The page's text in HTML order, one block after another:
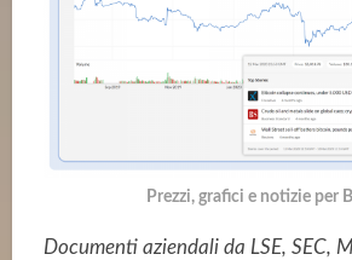
Prezzi, grafici e notizie per
Documenti aziendali da LSE, SEC,